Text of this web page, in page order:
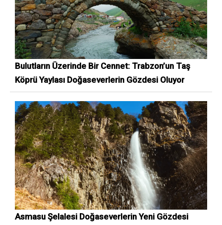
Bulutların Üzerinde Bir Cennet: Trabzon’un Taş
Köprü Yaylası Doğaseverlerin Gözdesi Oluyor
Asmasu Şelalesi Doğaseverlerin Yeni Gözdesi